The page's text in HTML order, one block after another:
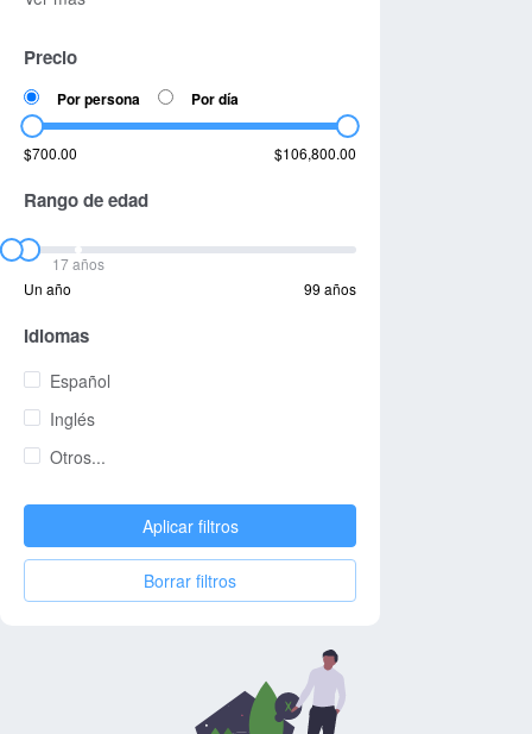
Precio
Por persona Por día
$700.00 $106,800.00
Rango de edad
17 años
Un año
99 años
Idiomas
Español
Inglés
Otros...
Aplicar filtros
Borrar filtros